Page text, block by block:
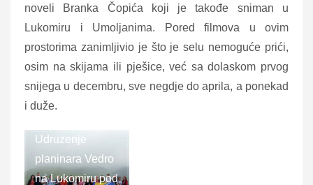
noveli Branka Čopića koji je takođe sniman u
Lukomiru i Umoljanima. Pored filmova u ovim
prostorima zanimljivio je što je selu nemoguće prići,
osim na skijama ili pješice, već sa dolaskom prvog
snijega u decembru, sve negdje do aprila, a ponekad
i duže.
Udruzenje
planinara Vedro
na Lukomiru pod